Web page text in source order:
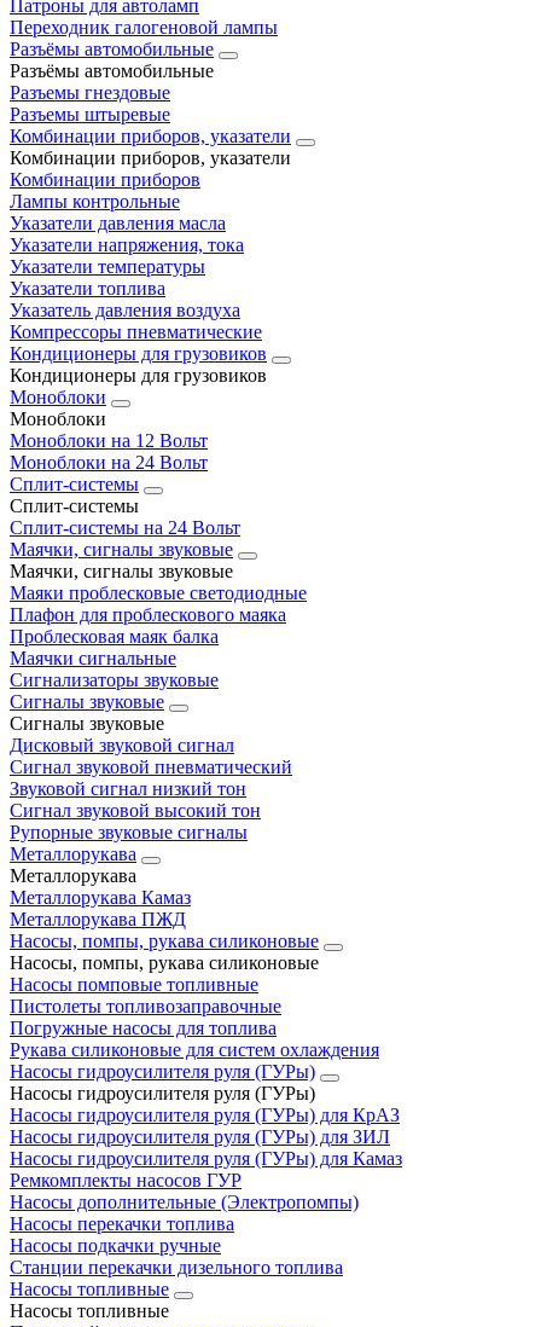
Патроны для автоламп
Переходник галогеновой лампы
Разъёмы автомобильные
Разъёмы автомобильные
Разъемы гнездовые
Разъемы штыревые
Комбинации приборов, указатели
Комбинации приборов, указатели
Комбинации приборов
Лампы контрольные
Указатели давления масла
Указатели напряжения, тока
Указатели температуры
Указатели топлива
Указатель давления воздуха
Компрессоры пневматические
Кондиционеры для грузовиков
Кондиционеры для грузовиков
Моноблоки
Моноблоки
Моноблоки на 12 Вольт
Моноблоки на 24 Вольт
Сплит-системы
Сплит-системы
Сплит‑системы на 24 Вольт
Маячки, сигналы звуковые
Маячки, сигналы звуковые
Маяки проблесковые светодиодные
Плафон для проблескового маяка
Проблесковая маяк балка
Маячки сигнальные
Сигнализаторы звуковые
Сигналы звуковые
Сигналы звуковые
Дисковый звуковой сигнал
Сигнал звуковой пневматический
Звуковой сигнал низкий тон
Сигнал звуковой высокий тон
Рупорные звуковые сигналы
Металлорукава
Металлорукава
Металлорукава Камаз
Металлорукава ПЖД
Насосы, помпы, рукава силиконовые
Насосы, помпы, рукава силиконовые
Насосы помповые топливные
Пистолеты топливозаправочные
Погружные насосы для топлива
Рукава силиконовые для систем охлаждения
Насосы гидроусилителя руля (ГУРы)
Насосы гидроусилителя руля (ГУРы)
Насосы гидроусилителя руля (ГУРы) для КрАЗ
Насосы гидроусилителя руля (ГУРы) для ЗИЛ
Насосы гидроусилителя руля (ГУРы) для Камаз
Ремкомплекты насосов ГУР
Насосы дополнительные (Электропомпы)
Насосы перекачки топлива
Насосы подкачки ручные
Станции перекачки дизельного топлива
Насосы топливные
Насосы топливные